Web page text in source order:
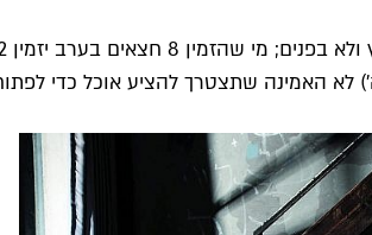
8 חצאים בערב יזמין 2"
לא האמינה שתצטרך להציע אוכל כדי